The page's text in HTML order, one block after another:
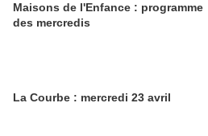
Maisons de l'Enfance : programme
des mercredis
La Courbe : mercredi 23 avril